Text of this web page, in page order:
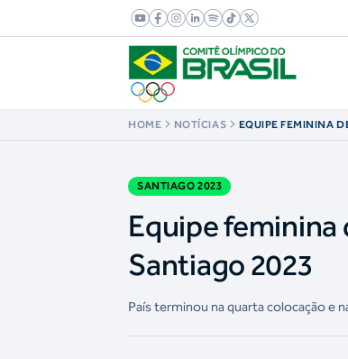
HOME NOTÍCIAS
EQUIPE FEMININA
SANTIAGO 2023
Equipe
Santiago 2023
País terminou na quarta colocação e